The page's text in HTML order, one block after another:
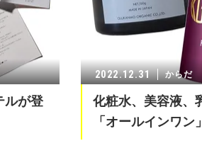
ルが登
2022.12.31 からだ
化粧水、美容液
「オールインワン